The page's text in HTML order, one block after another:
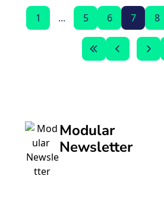
1 ... 5 6 7 8
Modular
Newsletter